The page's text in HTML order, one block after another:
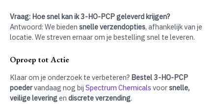
Vraag: Hoe snel kan ik 3-HO-PCP geleverd krijgen?
Antwoord: We bieden snelle verzendopties, afhankelijk van je
locatie. We streven ernaar om je bestelling snel te leveren.
Oproep tot Actie
Klaar om je onderzoek te verbeteren? Bestel 3-HO-PCP
poedervandaag nog bij Spectrum Chemicals voorsnelle,
veilige leveringen discrete verzending.